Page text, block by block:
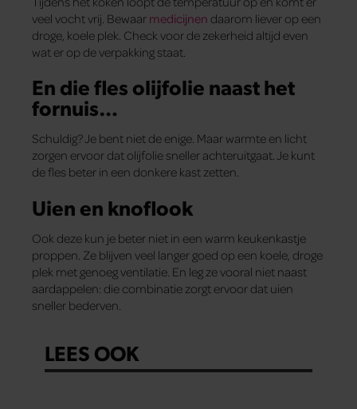
veel vocht vrij. Bewaar medicijnen daarom liever op een
droge, koele plek. Check voor de zekerheid altijd even
wat er op de verpakking staat.
En die fles olijfolie naast het
fornuis…
Schuldig? Je bent niet de enige. Maar warmte en licht
zorgen ervoor dat olijfolie sneller achteruitgaat. Je kunt
de fles beter in een donkere kast zetten.
Uien en knoflook
Ook deze kun je beter niet in een warm keukenkastje
proppen. Ze blijven veel langer goed op een koele, droge
plek met genoeg ventilatie. En leg ze vooral niet naast
aardappelen: die combinatie zorgt ervoor dat uien
sneller bederven.
LEES OOK